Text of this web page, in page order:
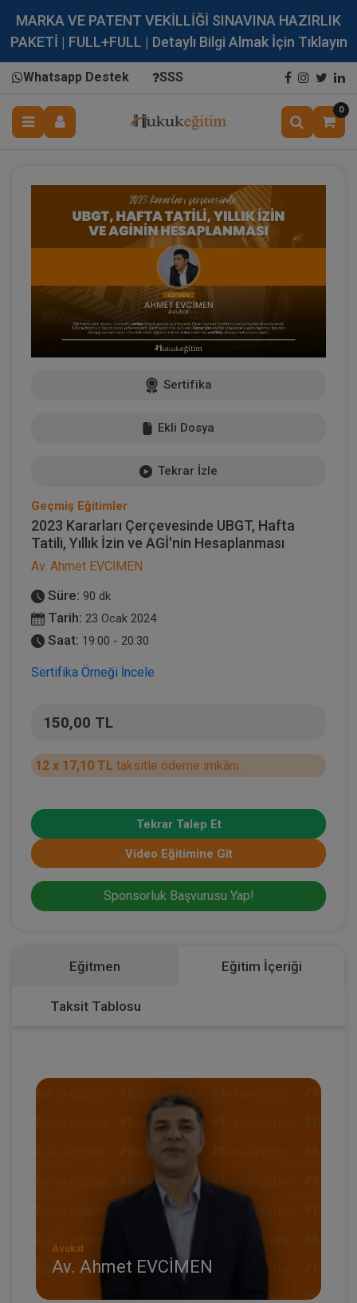
MARKA VE PATENT VEKİLLİĞİ SINAVINA HAZIRLIK
PAKETİ | FULL+FULL | Detaylı Bilgi Almak İçin Tıklayın
Whatsapp Destek SSS
0
Sertifika
Ekli Dosya
Tekrar İzle
Geçmiş Eğitimler
2023 Kararları Çerçevesinde UBGT, Hafta
Tatili, Yıllık İzin ve AGİ'nin Hesaplanması
Av. Ahmet EVCİMEN
Süre: 90 dk
Tarih: 23 Ocak 2024
Saat: 19:00 - 20:30
Sertifika Örneği İncele
150,00 TL
12 x 17,10 TL taksitle ödeme imkânı.
Tekrar Talep Et
Video Eğitimine Git
Sponsorluk Başvurusu Yap!
Eğitmen Eğitim İçeriği
Taksit Tablosu
Avukat
Av. Ahmet EVCİMEN